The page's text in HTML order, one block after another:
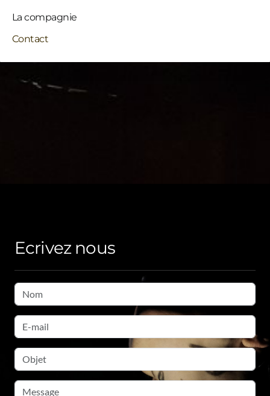
La compagnie
Contact
Ecrivez nous